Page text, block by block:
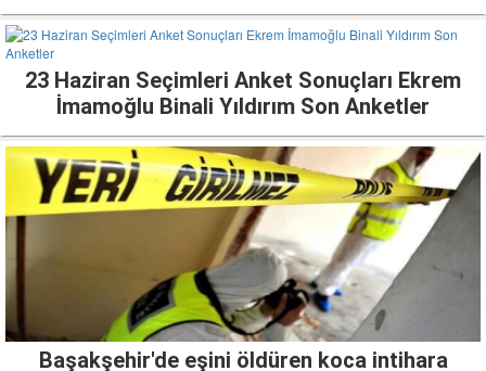
23 Haziran Seçimleri Anket Sonuçları Ekrem
İmamoğlu Binali Yıldırım Son Anketler
Başakşehir'de eşini öldüren koca intihara